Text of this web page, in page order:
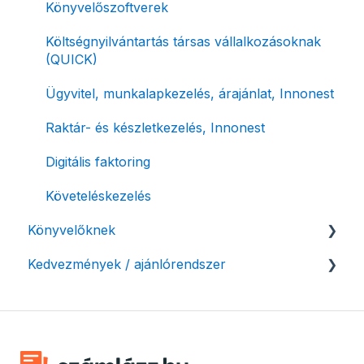
Archiválás
Postai szolgáltatás
Adózási támogatás egyéni vállalkozásoknak
Számla piszkozat
Ismétlődő számlázás
Könyvelőszoftverek
Költségnyilvántartás társas vállalkozásoknak
(QUICK)
Ügyvitel, munkalapkezelés, árajánlat, Innonest
Raktár- és készletkezelés, Innonest
Digitális faktoring
Követeléskezelés
Könyvelőknek
Listák / adatexport
Kedvezmények / ajánlórendszer